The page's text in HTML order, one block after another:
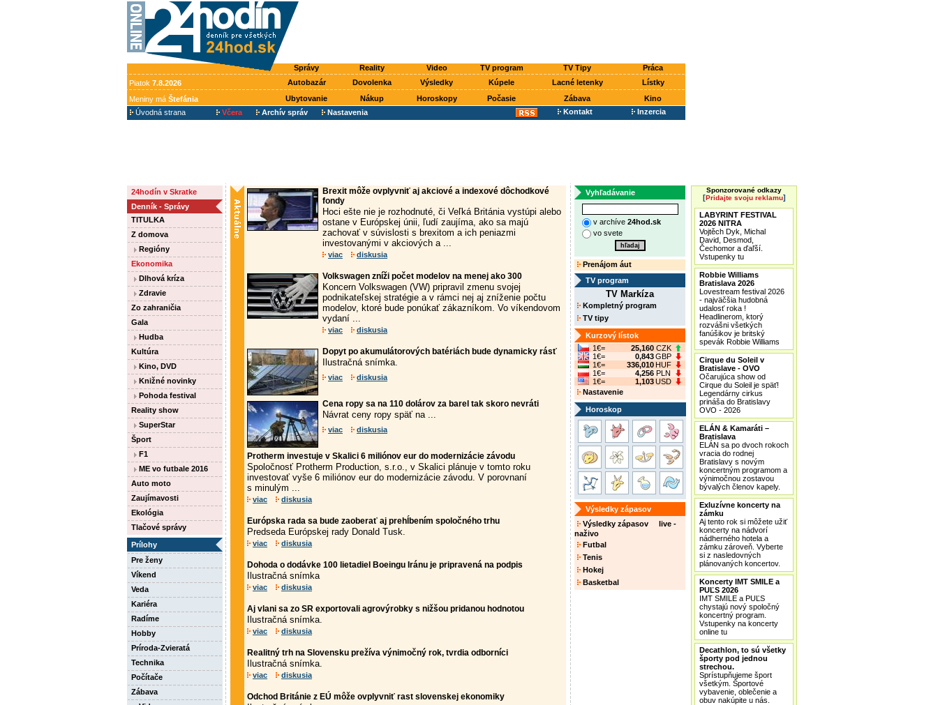
Správy Reality Video TV program TV Tipy
Práca
Piatok 7.8.2026 Autobazár Dovolenka Výsledky Kúpele Lacné letenky
Lístky
Meniny má Štefánia Ubytovanie Nákup Horoskopy Počasie Zábava
Kino
Úvodná strana
Včera Archív správ Nastavenia Kontakt Inzercia
24hodín v Skratke
Denník - Správy
TITULKA
Z domova
Regióny
Ekonomika
Dlhová kríza
Zdravie
Zo zahraničia
Gala
Hudba
Kultúra
Kino, DVD
Knižné novinky
Pohoda festival
Reality show
SuperStar
Šport
F1
ME vo futbale 2016
Auto moto
Zaujímavosti
Ekológia
Tlačové správy
Prílohy
Pre ženy
Víkend
Veda
Kariéra
Radíme
Hobby
Príroda-Zvieratá
Technika
Počítače
Zábava
Brexit môže ovplyvniť aj akciové a indexové dôchodkové
fondy
Hoci ešte nie je rozhodnuté, či Veľká Británia vystúpi alebo
ostane v Európskej únii, ľudí zaujíma, ako sa majú
zachovať v súvislosti s brexitom a ich peniazmi
investovanými v akciových a ...
viac diskusia
Volkswagen zníži počet modelov na menej ako 300
Koncern Volkswagen (VW) pripravil zmenu svojej
podnikateľskej stratégie a v rámci nej aj zníženie počtu
modelov, ktoré bude ponúkať zákazníkom. Vo víkendovom
vydaní ...
viac diskusia
Dopyt po akumulátorových batériách bude dynamicky rásť
Ilustračná snímka.
viac diskusia
Cena ropy sa na 110 dolárov za barel tak skoro nevráti
Návrat ceny ropy späť na ...
viac diskusia
Protherm investuje v Skalici 6 miliónov eur do modernizácie závodu
Spoločnosť Protherm Production, s.r.o., v Skalici plánuje v tomto roku
investovať vyše 6 miliónov eur do modernizácie závodu. V porovnaní
s minulým ...
viac diskusia
Európska rada sa bude zaoberať aj prehĺbením spoločného trhu
Predseda Európskej rady Donald Tusk.
viac diskusia
Dohoda o dodávke 100 lietadiel Boeingu Iránu je pripravená na podpis
Ilustračná snímka
viac diskusia
Aj vlani sa zo SR exportovali agrovýrobky s nižšou pridanou hodnotou
Ilustračná snímka.
viac diskusia
Realitný trh na Slovensku prežíva výnimočný rok, tvrdia odborníci
Ilustračná snímka.
viac diskusia
Odchod Británie z EÚ môže ovplyvniť rast slovenskej ekonomiky
Vyhľadávanie
v archíve 24hod.sk
vo svete
Prenájom áut
TV program
TV Markíza
Kompletný program
TV tipy
Kurzový lístok
1€=
25,160 CZK
1€=
0,843GBP
1€=
336,010HUF
1€=
4,256 PLN
1€=
1,103USD
Nastavenie
Horoskop
Výsledky zápasov
Výsledky zápasov live -
naživo
Futbal
Tenis
Hokej
Basketbal
Sponzorované odkazy
[Pridajte svoju reklamu]
LABYRINT FESTIVAL
2026 NITRA
Vojtěch Dyk, Michal
David, Desmod,
Čechomor a ďaľší.
Vstupenky tu
Robbie Williams
Bratislava 2026
Lovestream festival 2026
- najväčšia hudobná
udalosť roka !
Headlinerom, ktorý
rozvášni všetkých
fanúšikov je britský
spevák Robbie Williams
Cirque du Soleil v
Bratislave - OVO
Očarujúca show od
Cirque du Soleil je späť!
Legendárny cirkus
prináša do Bratislavy
OVO - 2026
ELÁN & Kamaráti –
Bratislava
ELÁN sa po dvoch rokoch
vracia do rodnej
Bratislavy s novým
koncertným programom a
výnimočnou zostavou
bývalých členov kapely.
Exluzívne koncerty na
zámku
Aj tento rok si môžete užiť
koncerty na nádvorí
nádherného hotela a
zámku zároveň. Vyberte
si z nasledovných
plánovaných koncertov.
Koncerty IMT SMILE a
PUĽS 2026
IMT SMILE a PUĽS
chystajú nový spoločný
koncertný program.
Vstupenky na koncerty
online tu
Decathlon, to sú všetky
športy pod jednou
strechou.
Sprístupňujeme šport
všetkým. Športové
vybavenie, oblečenie a
obuv nakúpite u nás.